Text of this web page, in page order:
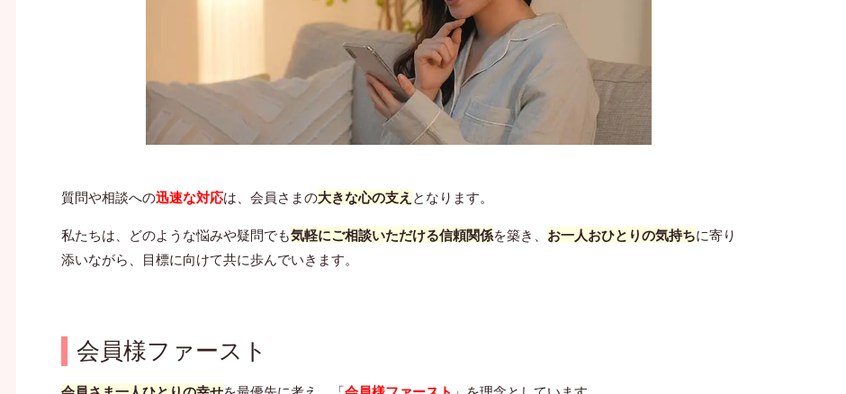
質問や相談への迅速な対応は、会員さまの大きな心の支え となります。
私たちは、どのような悩みや疑問でも気軽にご相談いただける信頼関係を築き、 お一人おひとりの気持ちに寄り
添いながら、目標に向けて共に歩んでいきます。
会員様ファースト